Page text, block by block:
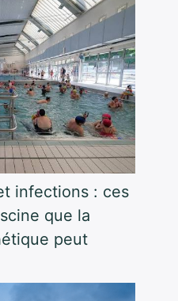
infections : ces
que la
peut